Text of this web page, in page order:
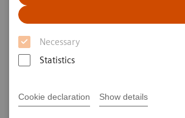
Necessary
Statistics
Cookie declaration Show details
syngo
Lectura ágil y PACS